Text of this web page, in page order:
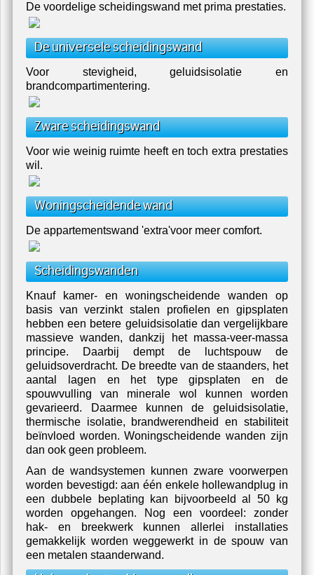
De voordelige scheidingswand met prima prestaties.
De universele scheidingswand
Voor stevigheid, geluidsisolatie en
brandcompartimentering.
Zware scheidingswand
Voor wie weinig ruimte heeft en toch extra prestaties
wil.
Woningscheidende wand
De appartementswand 'extra'voor meer comfort.
Scheidingswanden
Knauf kamer- en woningscheidende wanden op
basis van verzinkt stalen profielen en gipsplaten
hebben een betere geluidsisolatie dan vergelijkbare
massieve wanden, dankzij het massa-veer-massa
principe. Daarbij dempt de luchtspouw de
geluidsoverdracht. De breedte van de staanders, het
aantal lagen en het type gipsplaten en de
spouwvulling van minerale wol kunnen worden
gevarieerd. Daarmee kunnen de geluidsisolatie,
thermische isolatie, brandwerendheid en stabiliteit
beïnvloed worden. Woningscheidende wanden zijn
dan ook geen probleem.
Aan de wandsystemen kunnen zware voorwerpen
worden bevestigd: aan één enkele hollewandplug in
een dubbele beplating kan bijvoorbeeld al 50 kg
worden opgehangen. Nog een voordeel: zonder
hak- en breekwerk kunnen allerlei installaties
gemakkelijk worden weggewerkt in de spouw van
een metalen staanderwand.